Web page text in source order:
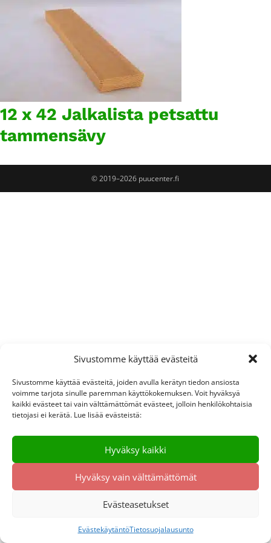
Sivustomme käyttää evästeitä
Sivustomme käyttää evästeitä, joiden avulla kerätyn tiedon ansiosta
voimme tarjota sinulle paremman käyttökokemuksen. Voit hyväksyä
kaikki evästeet tai vain välttämättömät evästeet, jolloin henkilökohtaisia
tietojasi ei kerätä. Lue lisää evästeistä:
Hyväksy kaikki
Hyväksy vain välttämättömät
Evästeasetukset
EvästekäytäntöTietosuojalausunto
12 x 42 Jalkalista petsattu
tammensävy
© 2019–2026 puucenter.fi